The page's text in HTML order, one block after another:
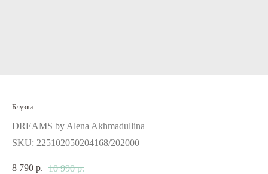
Блузка
DREAMS by Alena Akhmadullina
SKU: 225102050204168/202000
8 790 р. 10 990 р.